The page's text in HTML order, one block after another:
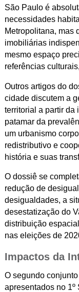
São Paulo é
necessidades
Metropolitana, mas
imobiliárias
mesmo espaço
referências
Outros artigos do
cidade discutem a
territorial a partir da
patamar da
um urbanismo
redistributivo e
história e suas
O dossiê se
redução de
desigualdades, a
desestatização do
distribuição
nas eleições de
Impactos da
O segundo
apresentados no